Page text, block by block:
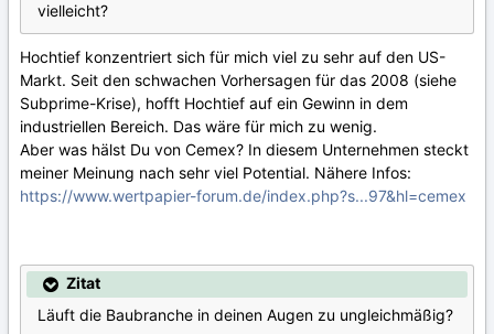
vielleicht?
Hochtief konzentriert sich für mich viel zu sehr auf den US-
Markt. Seit den schwachen Vorhersagen für das 2008 (siehe
Subprime-Krise), hofft Hochtief auf ein Gewinn in dem
industriellen Bereich. Das wäre für mich zu wenig.
Aber was hälst Du von Cemex? In diesem Unternehmen steckt
meiner Meinung nach sehr viel Potential. Nähere Infos:
https://www.wertpapier-forum.de/index.php?s...97&hl=cemex
Zitat
Läuft die Baubranche in deinen Augen zu ungleichmäßig?